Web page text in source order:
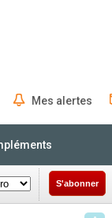
Mes alertes
S'abonner